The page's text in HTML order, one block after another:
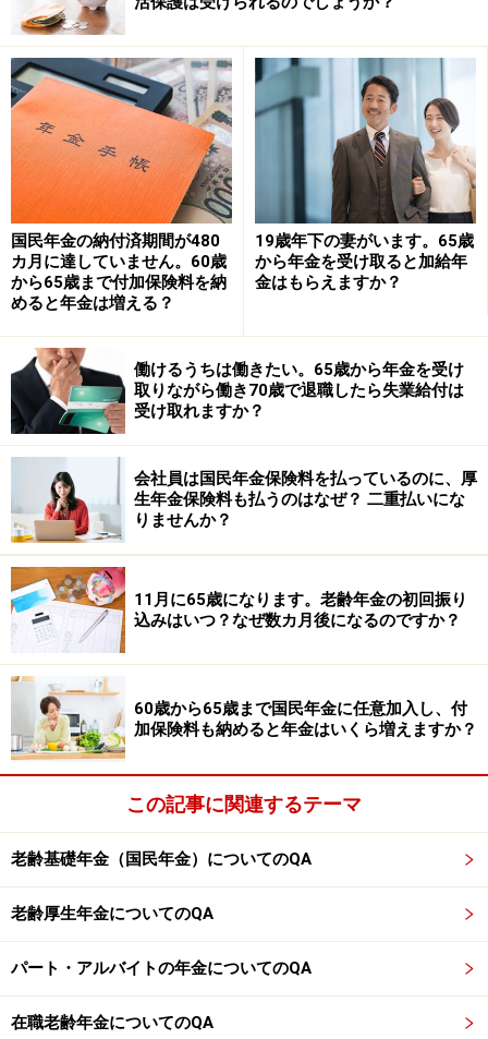
まず検討したいのが、医療費負担を軽減できる制度で
す。けいチャンさんは、逆流性食道炎や自律神経失調症
など、精神的な不調もあるとのことですので、精神科や
心療内科の専門医に相談し、「自立支援医療（精神通院
医療）」の対象になるか確認してみる方法があります。
自立支援医療が認定されると、精神科などの通院医療費
の自己負担が軽減され、原則1割負担になる場合があり
ます。
また、現在は持ち家とのことですが、固定資産税や維持
費の負担も続いているようです。場合によっては、持ち
家を売却し、公営住宅などへ住み替えることで、生活費
全体を抑えられる可能性があります。まとまった資金を
確保できるだけでなく、収入状況によっては家賃負担が
軽減されるケースもあります。
なお、現在すでに老齢年金を受給しているため、原則と
して新たに障害年金を請求することは難しいケースが多
いと考えられます。
生活保護が難しかった場合でも、自治体の福祉窓口や地
域包括支援センター、社会福祉協議会などで、医療費・
住居・生活支援について相談できる場合があります。1
人で抱え込まず、利用できる制度がないか改めて確認し
まずは、体調を少しでも整え、医療費負担を軽減できる
制度を活用しながら、無理のない生活設計を考えていく
国民年金の納付済期間が480
カ月に達していません。60歳
から65歳まで付加保険料を納
めると年金は増える？
19歳年下の妻がいます。65歳
から年金を受け取ると加給年
金はもらえますか？
働けるうちは働きたい。65歳から年金を受け
取りながら働き70歳で退職したら失業給付は
受け取れますか？
会社員は国民年金保険料を払っているのに、厚
生年金保険料も払うのはなぜ？ 二重払いにな
りませんか？
11月に65歳になります。老齢年金の初回振り
込みはいつ？なぜ数カ月後になるのですか？
60歳から65歳まで国民年金に任意加入し、付
加保険料も納めると年金はいくら増えますか？
この記事に関連するテーマ
老齢基礎年金（国民年金）についてのQA
老齢厚生年金についてのQA
パート・アルバイトの年金についてのQA
在職老齢年金についてのQA